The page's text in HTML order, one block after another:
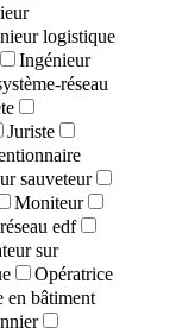
logistique
Ingénieur
réseau
Juriste
sauveteur
Moniteur
edf
sur
Opératrice
en bâtiment